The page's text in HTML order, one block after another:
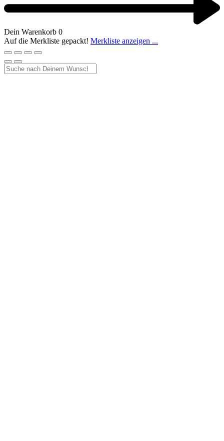
Dein Warenkorb 0
Auf die Merkliste gepackt! Merkliste anzeigen ...